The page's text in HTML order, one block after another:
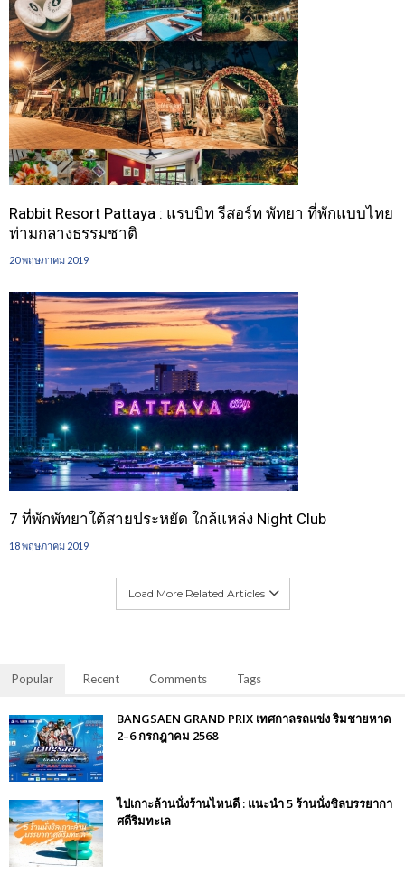
Rabbit Resort Pattaya : แรบบิท รีสอร์ท พัทยา ที่พักแบบไทย
ท่ามกลางธรรมชาติ
20 พฤษภาคม 2019
7 ที่พักพัทยาใต้สายประหยัด ใกล้แหล่ง Night Club
18 พฤษภาคม 2019
Load More Related Articles
Popular Recent Comments Tags
BANGSAEN GRAND PRIX เทศกาลรถแข่ง ริมชายหาด
2–6 กรกฎาคม 2568
ไปเกาะล้านนั่งร้านไหนดี : แนะนำ 5 ร้านนั่งชิลบรรยากา
ศดีริมทะเล